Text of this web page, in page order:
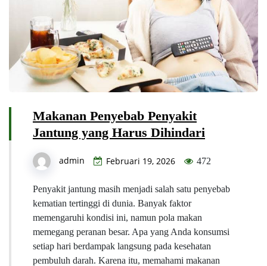
Makanan Penyebab Penyakit
Jantung yang Harus Dihindari
admin Februari 19, 2026 472
Penyakit jantung masih menjadi salah satu penyebab
kematian tertinggi di dunia. Banyak faktor
memengaruhi kondisi ini, namun pola makan
memegang peranan besar. Apa yang Anda konsumsi
setiap hari berdampak langsung pada kesehatan
pembuluh darah. Karena itu, memahami makanan